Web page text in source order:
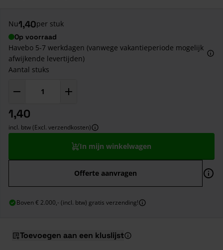
Nu1,40per stuk
Op voorraad
Havebo 5-7 werkdagen (vanwege vakantieperiode mogelijk
afwijkende levertijden)
Aantal stuks
1,40
incl. btw (Excl. verzendkosten)
In mijn winkelwagen
Offerte aanvragen
Boven € 2.000,- (incl. btw) gratis verzending!
Toevoegen aan een kluslijst